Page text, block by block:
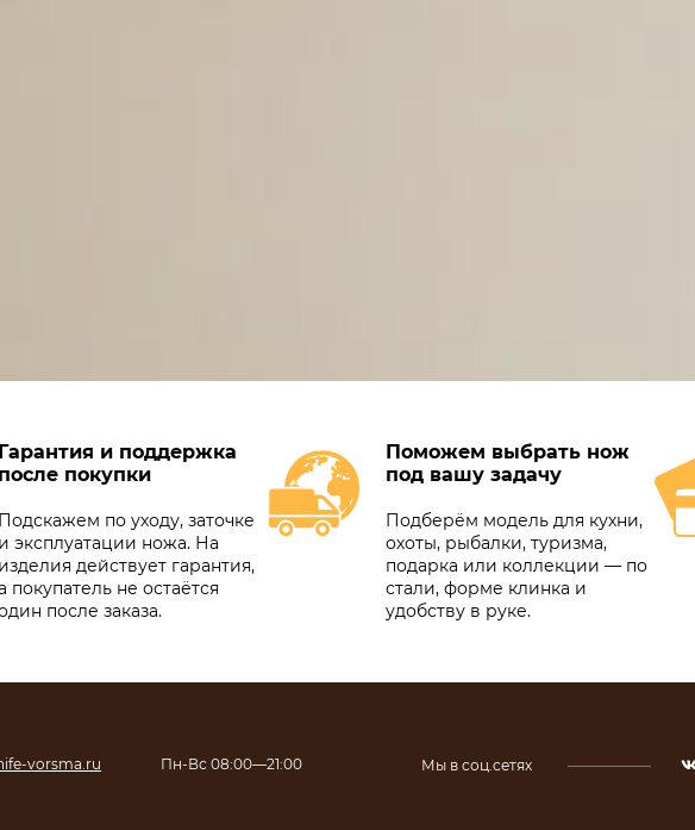
Гарантия и поддержка
после покупки
Подскажем по уходу, заточке
и эксплуатации ножа. На
изделия действует гарантия,
покупатель не остаётся
после заказа.
Поможем выбрать нож
под вашу задачу
Подберём модель для кухни,
охоты, рыбалки, туризма,
подарка или коллекции — по
стали, форме клинка и
удобству в руке.
vorsma.ru Пн-Вс 08:00—21:00 Мы в соц.сетях